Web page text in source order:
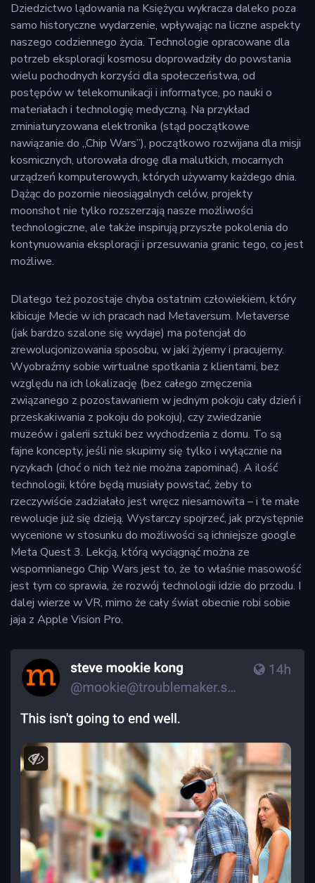
Dziedzictwo lądowania na Księżycu wykracza daleko poza
samo historyczne wydarzenie, wpływając na liczne aspekty
naszego codziennego życia. Technologie opracowane dla
potrzeb eksploracji kosmosu doprowadziły do powstania
wielu pochodnych korzyści dla społeczeństwa, od
postępów w telekomunikacji i informatyce, po nauki o
materiałach i technologię medyczną. Na przykład
zminiaturyzowana elektronika (stąd początkowe
nawiązanie do „Chip Wars”), początkowo rozwijana dla misji
kosmicznych, utorowała drogę dla malutkich, mocarnych
urządzeń komputerowych, których używamy każdego dnia.
Dążąc do pozornie nieosiągalnych celów, projekty
moonshot nie tylko rozszerzają nasze możliwości
technologiczne, ale także inspirują przyszłe pokolenia do
kontynuowania eksploracji i przesuwania granic tego, co jest
możliwe.
Dlatego też pozostaje chyba ostatnim człowiekiem, który
kibicuje Mecie w ich pracach nad Metaversum. Metaverse
(jak bardzo szalone się wydaje) ma potencjał do
zrewolucjonizowania sposobu, w jaki żyjemy i pracujemy.
Wyobraźmy sobie wirtualne spotkania z klientami, bez
względu na ich lokalizację (bez całego zmęczenia
związanego z pozostawaniem w jednym pokoju cały dzień i
przeskakiwania z pokoju do pokoju), czy zwiedzanie
muzeów i galerii sztuki bez wychodzenia z domu. To są
fajne koncepty, jeśli nie skupimy się tylko i wyłącznie na
ryzykach (choć o nich też nie można zapominać). A ilość
technologii, które będą musiały powstać, żeby to
rzeczywiście zadziałało jest wręcz niesamowita – i te małe
rewolucje już się dzieją. Wystarczy spojrzeć, jak przystępnie
wycenione w stosunku do możliwości są ichniejsze google
Meta Quest 3. Lekcją, którą wyciągnąć można ze
wspomnianego Chip Wars jest to, że to właśnie masowość
jest tym co sprawia, że rozwój technologii idzie do przodu. I
dalej wierze w VR, mimo że cały świat obecnie robi sobie
jaja z Apple Vision Pro.